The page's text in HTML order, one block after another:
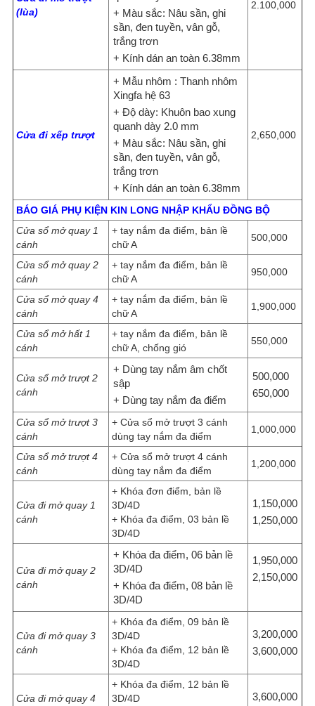
(lùa)
+ Màu sắc: Nâu sần, ghi
sần, đen tuyền, vân gỗ,
trắng trơn
+ Kính dán an toàn 6.38mm
2.100,000
Cửa đi xếp trượt
+ Mẫu nhôm : Thanh nhôm
Xingfa hệ 63
+ Độ dày: Khuôn bao xung
quanh dày 2.0 mm
+ Màu sắc: Nâu sần, ghi
sần, đen tuyền, vân gỗ,
trắng trơn
+ Kính dán an toàn 6.38mm
2,650,000
BÁO GIÁ PHỤ KIỆN KIN LONG NHẬP KHẨU ĐỒNG BỘ
Cửa sổ mở quay 1
cánh
+ tay nắm đa điểm, bản lề
chữ A
500,000
Cửa sổ mở quay 2
cánh
+ tay nắm đa điểm, bản lề
chữ A
950,000
Cửa sổ mở quay 4
cánh
+ tay nắm đa điểm, bản lề
chữ A
1,900,000
Cửa sổ mở hất 1
cánh
+ tay nắm đa điểm, bản lề
chữ A, chống gió
550,000
Cửa sổ mở trượt 2
cánh
+ Dùng tay nắm âm chốt
sập
+ Dùng tay nắm đa điểm
500,000
650,000
Cửa sổ mở trượt 3
cánh
+ Cửa sổ mở trượt 3 cánh
dùng tay nắm đa điểm
1,000,000
Cửa sổ mở trượt 4
cánh
+ Cửa sổ mở trượt 4 cánh
dùng tay nắm đa điểm
1,200,000
Cửa đi mở quay 1
cánh
+ Khóa đơn điểm, bản lề
3D/4D
+ Khóa đa điểm, 03 bản lề
3D/4D
1,150,000
1,250,000
Cửa đi mở quay 2
cánh
+ Khóa đa điểm, 06 bản lề
3D/4D
+ Khóa đa điểm, 08 bản lề
3D/4D
1,950,000
2,150,000
Cửa đi mở quay 3
cánh
+ Khóa đa điểm, 09 bản lề
3D/4D
+ Khóa đa điểm, 12 bản lề
3D/4D
3,200,000
3,600,000
Cửa đi mở quay 4
+ Khóa đa điểm, 12 bản lề
3D/4D
3,600,000